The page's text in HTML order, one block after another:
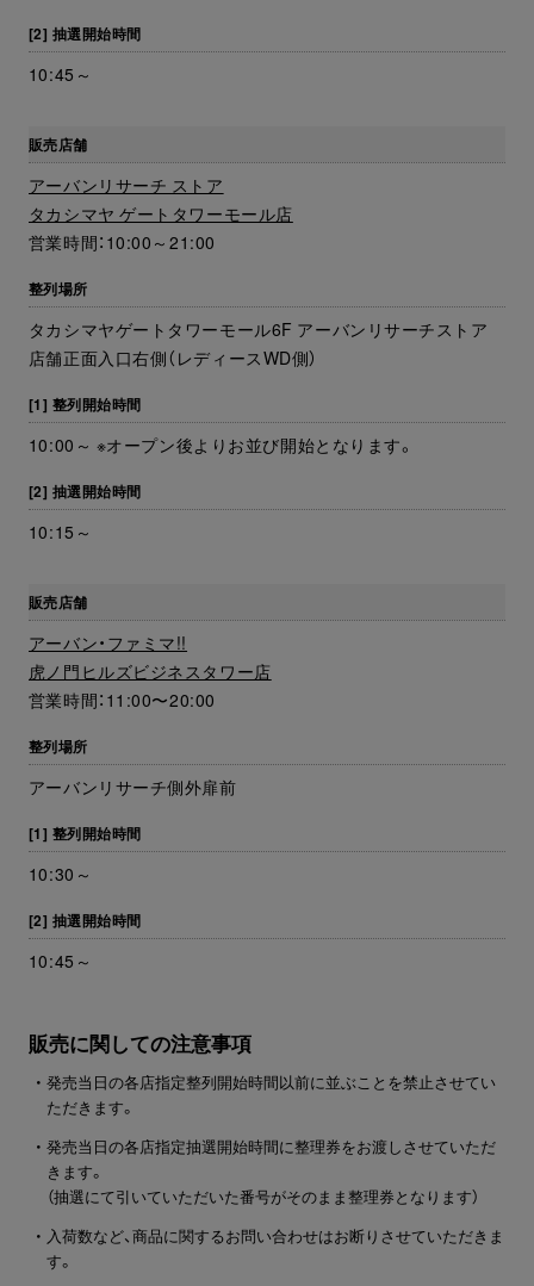
[2] 抽選開始時間
10:45～
販売店舗
アーバンリサーチ ストア
タカシマヤ ゲートタワーモール店
営業時間：10:00～21:00
整列場所
タカシマヤゲートタワーモール6F アーバンリサーチストア
店舗正面入口右側（レディースWD側）
[1] 整列開始時間
10:00～ ※オープン後よりお並び開始となります。
[2] 抽選開始時間
10:15～
販売店舗
アーバン・ファミマ!!
虎ノ門ヒルズビジネスタワー店
営業時間：11:00〜20:00
整列場所
アーバンリサーチ側外扉前
[1] 整列開始時間
10:30～
[2] 抽選開始時間
10:45～
販売に関しての注意事項
・ 発売当日の各店指定整列開始時間以前に並ぶことを禁止させてい
ただきます。
・ 発売当日の各店指定抽選開始時間に整理券をお渡しさせていただ
きます。
（抽選にて引いていただいた番号がそのまま整理券となります）
・ 入荷数など、商品に関するお問い合わせはお断りさせていただきま
す。